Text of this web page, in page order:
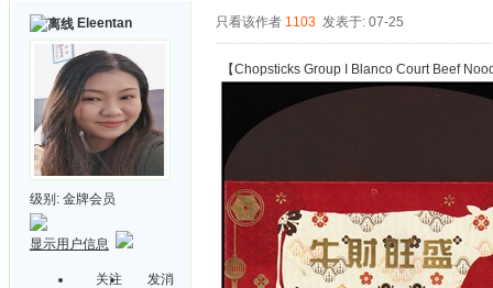
Eleentan
级别: 金牌会员
显示用户信息
关注
发消
只看该作者 1103 发表于: 07-25
【Chopsticks Group I Blanco Court Beef